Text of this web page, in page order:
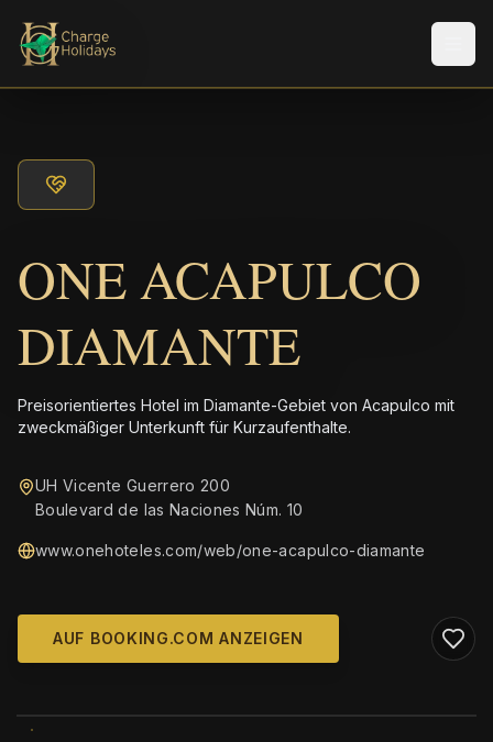
ONE ACAPULCO
DIAMANTE
Preisorientiertes Hotel im Diamante-Gebiet von Acapulco mit
zweckmäßiger Unterkunft für Kurzaufenthalte.
UH Vicente Guerrero 200
Boulevard de las Naciones Núm. 10
www.onehoteles.com/web/one-acapulco-diamante
AUF BOOKING.COM ANZEIGEN